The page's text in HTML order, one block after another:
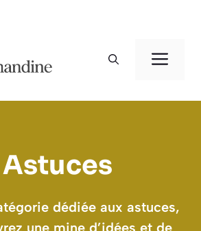
Astuces
dédiée aux astuces,
une mine d’idées et de